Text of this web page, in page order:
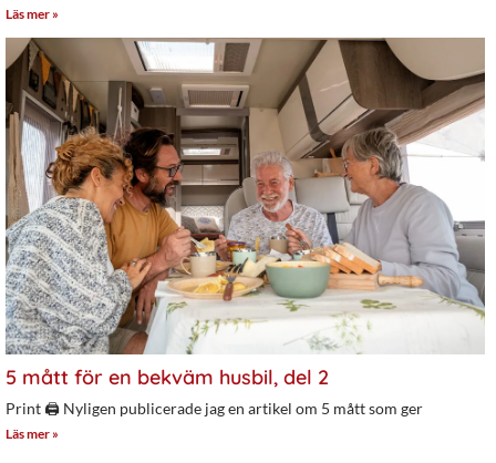
Läs mer »
5 mått för en bekväm husbil, del 2
Print 🖨 Nyligen publicerade jag en artikel om 5 mått som ger
Läs mer »